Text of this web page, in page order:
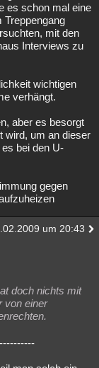
es schon mal eine
Treppengang
mit den
Interviews zu
wichtigen
verhängt.
aber es besorgt
wird, um an dieser
bei den U-
gegen
um 20:43
doch nichts mit
von einer